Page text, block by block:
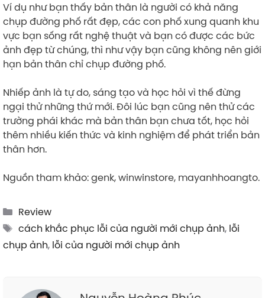
Ví dụ như bạn thấy bản thân là người có khả năng
chụp đường phố rất đẹp, các con phố xung quanh khu
vực bạn sống rất nghệ thuật và bạn có được các bức
ảnh đẹp từ chúng, thì như vậy bạn cũng không nên giới
hạn bản thân chỉ chụp đường phố.
Nhiếp ảnh là tự do, sáng tạo và học hỏi vì thế đừng
ngại thử những thứ mới. Đôi lúc bạn cũng nên thử các
trường phái khác mà bản thân bạn chưa tốt, học hỏi
thêm nhiều kiến thức và kinh nghiệm để phát triển bản
thân hơn.
Nguồn tham khảo: genk, winwinstore, mayanhhoangto.
Categories
Review
Tags
cách khắc phục lỗi của người mới chụp ảnh, lỗi
chụp ảnh, lỗi của người mới chụp ảnh